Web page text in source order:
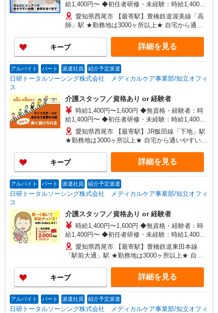
給1,400円〜 ◆初任者研修・未経験：時給1,400
円〜 ◆初任者研修・経験者：時給1,500円〜 ◆介
護福祉士：時給1,600円〜 ※経験者は3ヶ月以上 ※
給与幅は経験・能力による ★週払いOK（規定あ
り）
愛知県西尾市 【最寄駅】豊橋鉄道渥美線「高
師」駅 ★勤務地は3000ヶ所以上★ 自宅から通い
い！！
キープ 詳細を見る
アルバイト パート 派遣社員 紹介予定派遣
日研トータルソーシング株式会社 メディカルケア事業部/知立オフィ
ス
介護スタッフ／資格あり or 経験者
時給1,400円〜1,600円 ◆無資格・経験者：時
給1,400円〜 ◆初任者研修・未経験：時給1,400
円〜 ◆初任者研修・経験者：時給1,500円〜 ◆介
護福祉士：時給1,600円〜 ※経験者は3ヶ月以上 ※
給与幅は経験・能力による ★週払いOK（規定あ
り）
愛知県西尾市 【最寄駅】JR飯田線「下地」駅
★勤務地は3000ヶ所以上★ 自宅から通いやすいエ
キープ 詳細を見る
アルバイト パート 派遣社員 紹介予定派遣
日研トータルソーシング株式会社 メディカルケア事業部/知立オフィ
ス
介護スタッフ／資格あり or 経験者
時給1,400円〜1,600円 ◆無資格・経験者：時
給1,400円〜 ◆初任者研修・未経験：時給1,400
円〜 ◆初任者研修・経験者：時給1,500円〜 ◆介
護福祉士：時給1,600円〜 ※経験者は3ヶ月以上 ※
給与幅は経験・能力による ★週払いOK（規定あ
り）
愛知県西尾市 【最寄駅】豊橋鉄道東田本線
「駅前大通」駅 ★勤務地は3000ヶ所以上★ 自宅
選び下さい！！
キープ 詳細を見る
アルバイト パート 派遣社員 紹介予定派遣
日研トータルソーシング株式会社 メディカルケア事業部/知立オフィ